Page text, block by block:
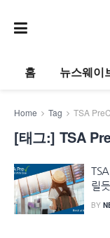
홈 뉴스웨이
Home Tag TSA
[태그:] TSA
릴듯
BY